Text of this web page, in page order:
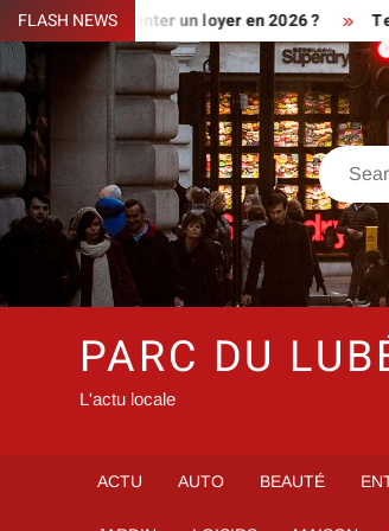
Skip
to
content
FLASH NEWS
augmenter un loyer en 2026 ? Terrain
Search
PARC DU
L'actu locale
ACTU AUTO BEAUTÉ